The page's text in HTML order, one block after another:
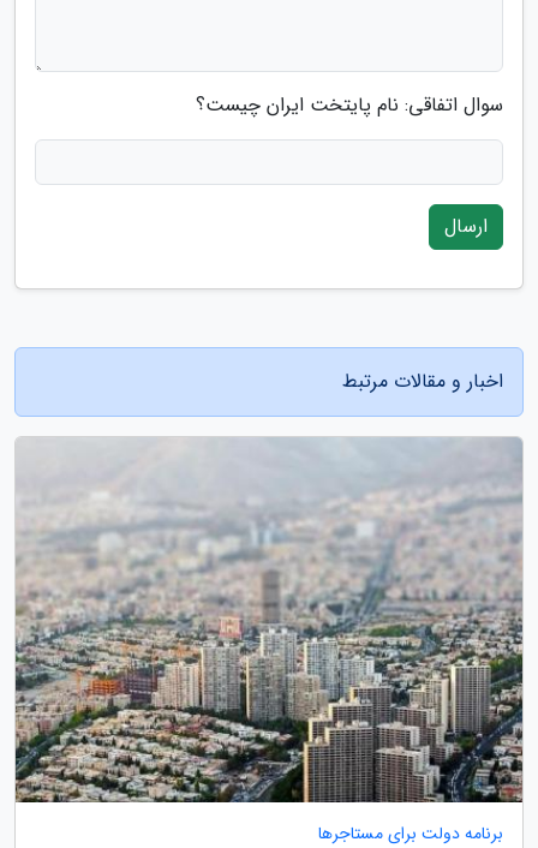
سوال اتفاقی: نام پایتخت ایران چیست؟
ارسال
اخبار و مقالات مرتبط
برنامه دولت برای مستاجرها